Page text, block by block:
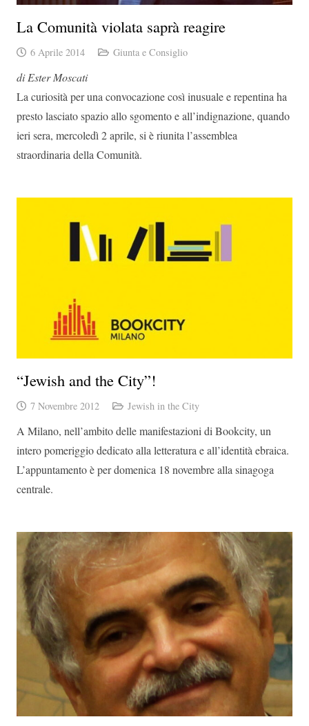
La Comunità violata saprà reagire
6 Aprile 2014 Giunta e Consiglio
di Ester Moscati
La curiosità per una convocazione così inusuale e repentina ha
presto lasciato spazio allo sgomento e all’indignazione, quando
ieri sera, mercoledì 2 aprile, si è riunita l’assemblea
straordinaria della Comunità.
“Jewish and the City”!
7 Novembre 2012 Jewish in the City
A Milano, nell’ambito delle manifestazioni di Bookcity, un
intero pomeriggio dedicato alla letteratura e all’identità ebraica.
L’appuntamento è per domenica 18 novembre alla sinagoga
centrale.